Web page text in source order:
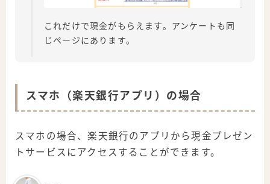
これだけで現金がもらえます。アンケートも同
じページにあります。
スマホ（楽天銀行アプリ）の場合
スマホの場合、楽天銀行のアプリから現金プレゼン
トサービスにアクセスすることができます。